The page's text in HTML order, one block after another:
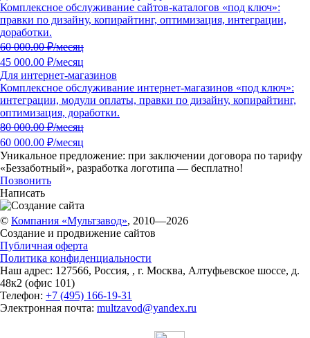
Комплексное обслуживание сайтов-каталогов «под ключ»:
правки по дизайну, копирайтинг, оптимизация, интеграции,
доработки.
60 000.00₽/месяц
45 000.00 ₽/месяц
Для интернет-магазинов
Комплексное обслуживание интернет-магазинов «под ключ»:
интеграции, модули оплаты, правки по дизайну, копирайтинг,
оптимизация, доработки.
80 000.00₽/месяц
60 000.00 ₽/месяц
Уникальное предложение: при заключении договора по тарифу
«Беззаботный», разработка логотипа — бесплатно!
Позвонить
Написать
© Компания «Мультзавод», 2010—2026
Создание и продвижение сайтов
Публичная оферта
Политика конфиденциальности
Наш адрес: 127566, Россия, , г. Москва, Алтуфьевское шоссе, д.
48к2 (офис 101)
Телефон: +7 (495) 166-19-31
Электронная почта: multzavod@yandex.ru